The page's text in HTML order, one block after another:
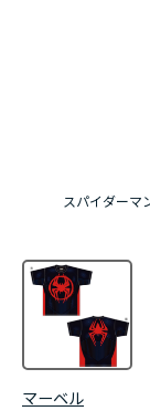
スパイダーマ
マーベル